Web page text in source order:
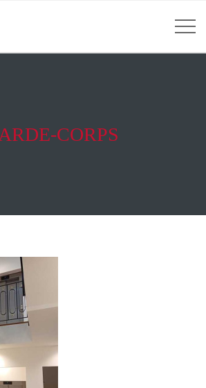
CORPS